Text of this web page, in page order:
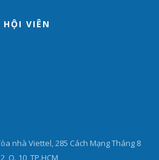
VIÊN
nhà Viettel, 285 Cách Mạng Tháng 8
Q. 10, TP.HCM